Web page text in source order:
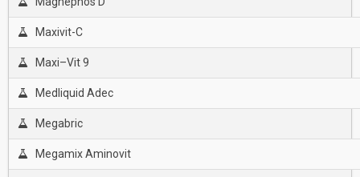
Maxivit-C
Maxi–Vit 9
Medliquid Adec
Megabric
Megamix Aminovit